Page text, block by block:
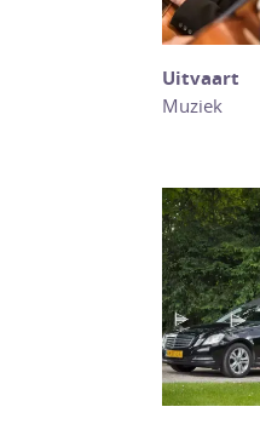
Uitvaart
Muziek